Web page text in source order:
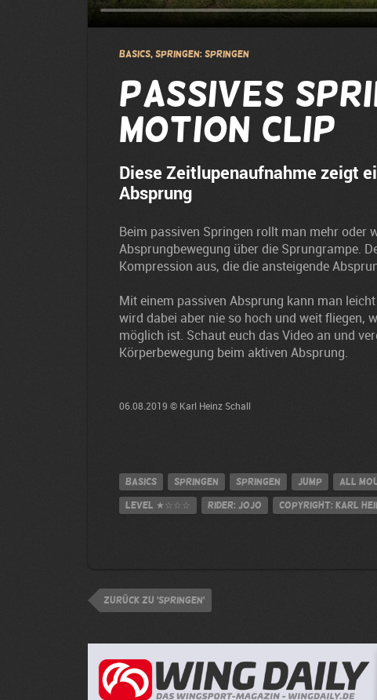
Basics, Springen: Springen
Passives
Motion Clip
Diese Zeitlupenaufnahme zeigt
Absprung
Beim passiven Springen rollt man mehr oder
Absprungbewegung über die Sprungrampe.
Kompression aus, die die ansteigende
Mit einem passiven Absprung kann man
wird dabei aber nie so hoch und weit fliegen,
möglich ist. Schaut euch das Video an und
Körperbewegung beim aktiven Absprung.
06.08.2019 © Karl Heinz Schall
Basics Springen Springen jump All
Level ★☆☆☆ Rider: Jojo Copyright: Karl
zurück zu 'Springen'